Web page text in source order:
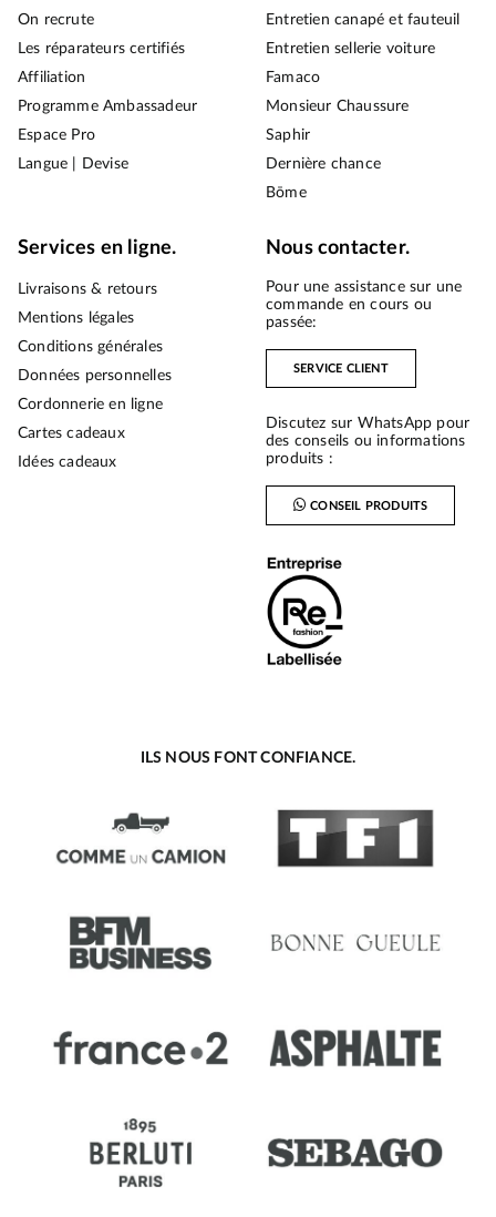
On recrute
Les réparateurs certifiés
Affiliation
Programme Ambassadeur
Espace Pro
Langue | Devise
Entretien canapé et fauteuil
Entretien sellerie voiture
Famaco
Monsieur Chaussure
Saphir
Dernière chance
Bōme
Services en ligne.
Livraisons & retours
Mentions légales
Conditions générales
Données personnelles
Cordonnerie en ligne
Cartes cadeaux
Idées cadeaux
Nous contacter.
Pour une assistance sur une
commande en cours ou
passée:
SERVICE CLIENT
Discutez sur WhatsApp pour
des conseils ou informations
produits :
CONSEIL PRODUITS
ILS NOUS FONT CONFIANCE.